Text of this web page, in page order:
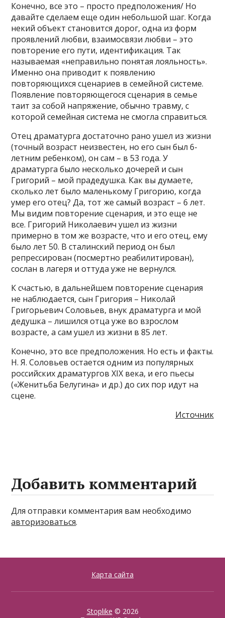
Конечно, все это – просто предположения/ Но
давайте сделаем еще один небольшой шаг. Когда
некий объект становится дорог, одна из форм
проявлений любви, взаимосвязи любви – это
повторение его пути, идентификация. Так
называемая «неправильно понятая лояльность».
Именно она приводит к появлению
повторяющихся сценариев в семейной системе.
Появление повторяющегося сценария в семье
таит за собой напряжение, обычно травму, с
которой семейная система не смогла справиться.
Отец драматурга достаточно рано ушел из жизни
(точный возраст неизвестен, но его сын был 6-
летним ребенком), он сам – в 53 года. У
драматурга было несколько дочерей и сын
Григорий – мой прадедушка. Как вы думаете,
сколько лет было маленькому Григорию, когда
умер его отец? Да, тот же самый возраст – 6 лет.
Мы видим повторение сценария, и это еще не
все. Григорий Николаевич ушел из жизни
примерно в том же возрасте, что и его отец, ему
было лет 50. В сталинский период он был
репрессирован (посмертно реабилитирован),
сослан в лагеря и оттуда уже не вернулся.
К счастью, в дальнейшем повторение сценария
не наблюдается, сын Григория – Николай
Григорьевич Соловьев, внук драматурга и мой
дедушка – лишился отца уже во взрослом
возрасте, а сам ушел из жизни в 85 лет.
Конечно, это все предположения. Но есть и факты.
Н. Я. Соловьев остается одним из популярных
российских драматургов XIX века, и его пьесы
(«Женитьба Белугина» и др.) до сих пор идут на
сцене.
Источник
Добавить комментарий
Для отправки комментария вам необходимо
авторизоваться.
Карта сайта
Stoplike © 2026